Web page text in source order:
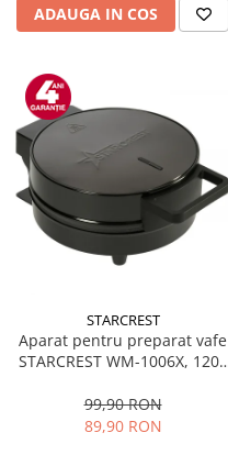
ADAUGA IN COS
STARCREST
Aparat pentru preparat vafe
STARCREST WM-1006X, 1200
Indicator luminos, Negru-Inox
99,90 RON
89,90 RON